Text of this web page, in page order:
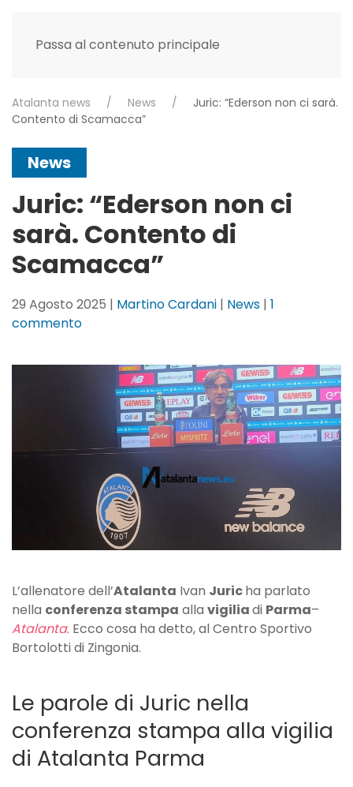
Passa al contenuto principale
Atalanta news News
Juric: “Ederson non ci sarà.
Contento di Scamacca”
News
Juric: “Ederson non ci
sarà. Contento di
Scamacca”
29 Agosto 2025 | Martino Cardani | News | 1
commentosu
“Ederson
Contento
di
Scamacca”
L’allenatore dell’Atalanta Ivan Juricha parlato
nella conferenza stampa alla vigiliadi Parma–
Atalanta. Ecco cosa ha detto, al Centro Sportivo
Bortolotti di Zingonia.
Le parole di Juric nella
conferenza stampa alla vigilia
di Atalanta Parma